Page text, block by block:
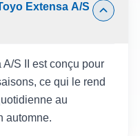
Extensa A/S
A/S II est conçu pour
ce qui le rend
au
automne.